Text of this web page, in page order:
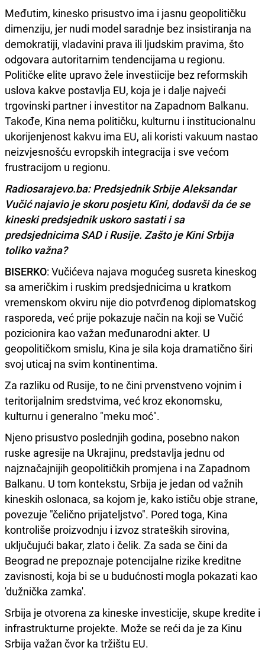
Međutim, kinesko prisustvo ima i jasnu geopolitičku
dimenziju, jer nudi model saradnje bez insistiranja na
demokratiji, vladavini prava ili ljudskim pravima, što
odgovara autoritarnim tendencijama u regionu.
Političke elite upravo žele investiicije bez reformskih
uslova kakve postavlja EU, koja je i dalje najveći
trgovinski partner i investitor na Zapadnom Balkanu.
Takođe, Kina nema političku, kulturnu i institucionalnu
ukorijenjenost kakvu ima EU, ali koristi vakuum nastao
neizvjesnošću evropskih integracija i sve većom
frustracijom u regionu.
Radiosarajevo.ba: Predsjednik Srbije Aleksandar
Vučić najavio je skoru posjetu Kini, dodavši da će se
kineski predsjednik uskoro sastati i sa
predsjednicima SAD i Rusije. Zašto je Kini Srbija
toliko važna?
BISERKO: Vučićeva najava mogućeg susreta kineskog
sa američkim i ruskim predsjednicima u kratkom
vremenskom okviru nije dio potvrđenog diplomatskog
rasporeda, već prije pokazuje način na koji se Vučić
pozicionira kao važan međunarodni akter. U
geopolitičkom smislu, Kina je sila koja dramatično širi
svoj uticaj na svim kontinentima.
Za razliku od Rusije, to ne čini prvenstveno vojnim i
teritorijalnim sredstvima, već kroz ekonomsku,
kulturnu i generalno "meku moć".
Njeno prisustvo poslednjih godina, posebno nakon
ruske agresije na Ukrajinu, predstavlja jednu od
najznačajnijih geopolitičkih promjena i na Zapadnom
Balkanu. U tom kontekstu, Srbija je jedan od važnih
kineskih oslonaca, sa kojom je, kako ističu obje strane,
povezuje "čelično prijateljstvo". Pored toga, Kina
kontroliše proizvodnju i izvoz strateških sirovina,
uključujući bakar, zlato i čelik. Za sada se čini da
Beograd ne prepoznaje potencijalne rizike kreditne
zavisnosti, koja bi se u budućnosti mogla pokazati kao
'dužnička zamka'.
Srbija je otvorena za kineske investicije, skupe kredite i
infrastrukturne projekte. Može se reći da je za Kinu
Srbija važan čvor ka tržištu EU.